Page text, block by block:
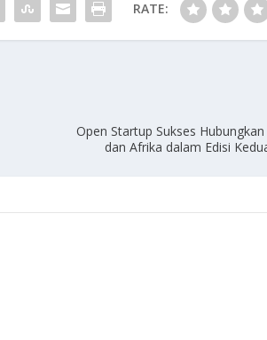
RATE:
Open Startup Sukses
dan Afrika dalam Edisi